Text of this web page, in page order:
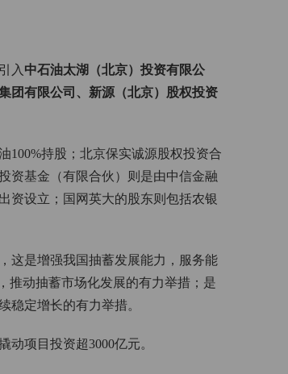
入 中石油太湖（北京）投资有限公
团有限公司、新源（北京）股权投资
100%持股；北京保实诚源股权投资合
资基金（有限合伙）则是由中信金融
资设立；国网英大的股东则包括农银
这是增强我国抽蓄发展能力，服务能
推动抽蓄市场化发展的有力举措；是
稳定增长的有力举措。
项目投资超3000亿元。